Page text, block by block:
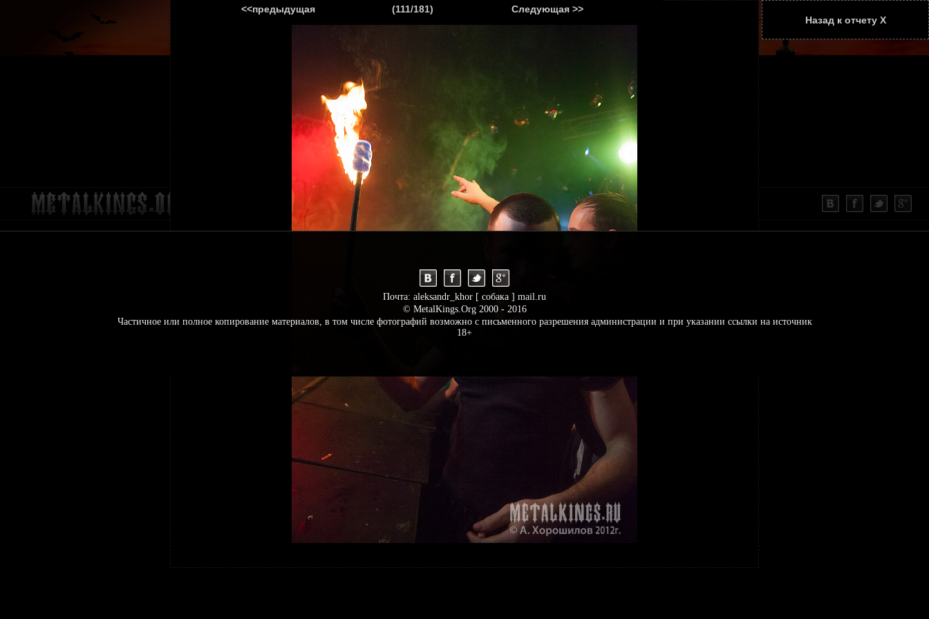
ГЛАВНАЯ НОВОСТИ РЕПОРТАЖИ ИНТЕРВЬЮ СТАТЬИ
<<предыдущая (111/181)
Следующая >>
Назад к отчету Х
Почта: aleksandr_khor [ собака ] mail.ru
© MetalKings.Org 2000 - 2016
Частичное или полное копирование материалов, в том числе фотографий возможно с письменного разрешения администрации и при указании ссылки на источник
18+